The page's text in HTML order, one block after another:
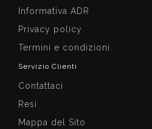
Informativa ADR
Privacy policy
Termini e condizioni
Servizio Clienti
Contattaci
Resi
Mappa del Sito